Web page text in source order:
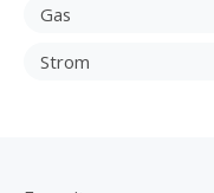
Gas
Strom